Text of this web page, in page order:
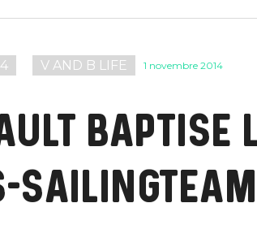
V AND B LIFE 1 novembre 2014
BAPTISE